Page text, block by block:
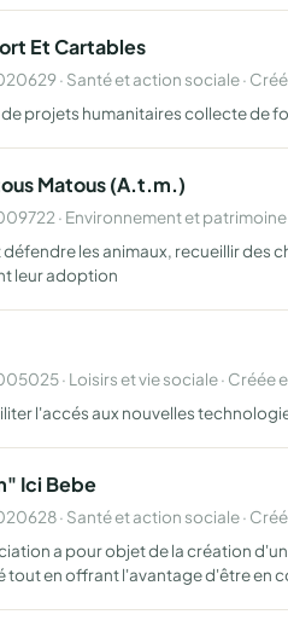
Et Cartables
· Santé et action sociale ·
projets humanitaires collecte de
Matous (A.t.m.)
· Environnement et
les animaux, recueillir des
leur adoption
· Loisirs et vie sociale · Créée
l'accés aux nouvelles
Ici Bebe
· Santé et action sociale ·
a pour objet de la création
tout en offrant l'avantage d'être en